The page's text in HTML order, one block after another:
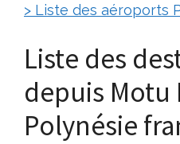
> Liste des aéroports
Liste des
depuis Motu
Polynésie